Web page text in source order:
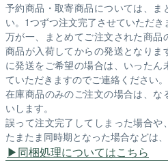
予約商品・取寄商品については、ま
い。1つずつ注文完了させていただき
万が一、まとめてご注文された商
商品が入荷してからの発送となり
に発送をご希望の場合は、いった
ていただきますのでご連絡ください。
在庫商品のみのご注文の場合は、
いします。
誤って注文完了してしまった場合
たまたま同時期となった場合などは
同梱処理についてはこちら